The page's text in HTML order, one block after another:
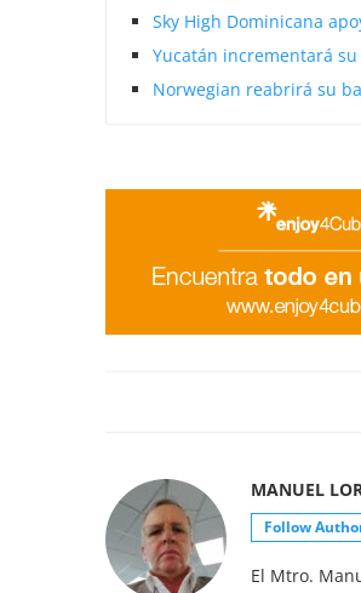
Sky High Dominicana
Yucatán incrementará
Norwegian reabrirá su
MANUEL
Follow
El Mtro.